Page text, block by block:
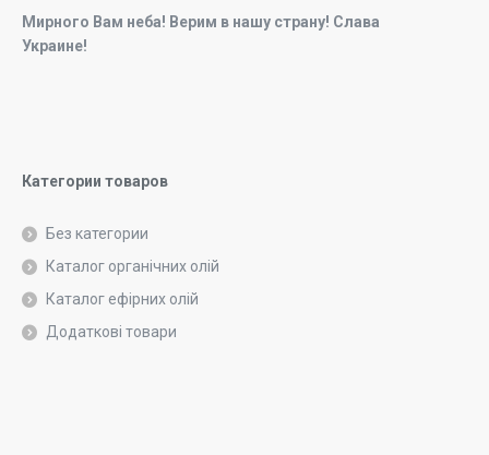
Мирного Вам неба! Верим в нашу страну! Слава
Украине!
Категории товаров
Без категории
Каталог органічних олій
Каталог ефірних олій
Додаткові товари